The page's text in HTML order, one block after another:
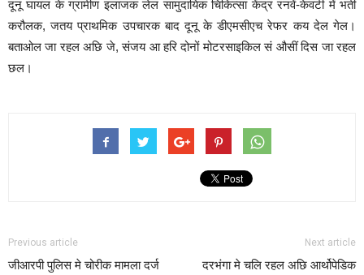
दूनू घायल के ग्रामीण इलाजक लेल सामुदायिक चिकित्सा केंद्र रनवें-केवटी में भर्ती
करौलक, जतय प्राथमिक उपचारक बाद दूनू के डीएमसीएच रेफर कय देल गेल।
बताओल जा रहल अछि जे, संजय आ हरि दोनों मोटरसाइकिल सं औसीं दिस जा रहल
छल।
Previous article
जीआरपी पुलिस मे चोरीक मामला दर्ज
Next article
दरभंगा मे चलि रहल अछि आर्थोपेडिक